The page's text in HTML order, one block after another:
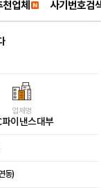
업체 사기번호검
업체명
파이낸스대부
동)